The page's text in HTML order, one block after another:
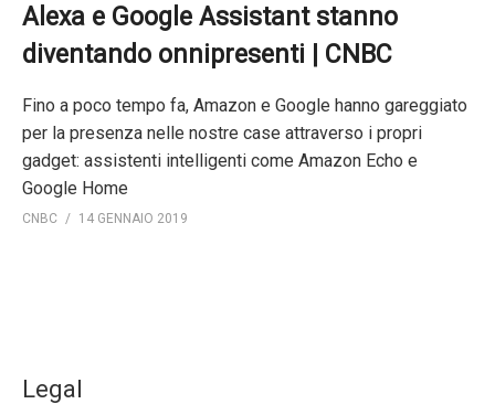
Alexa e Google Assistant stanno
diventando onnipresenti | CNBC
Fino a poco tempo fa, Amazon e Google hanno gareggiato
per la presenza nelle nostre case attraverso i propri
gadget: assistenti intelligenti come Amazon Echo e
Google Home
CNBC 14 GENNAIO 2019
Legal